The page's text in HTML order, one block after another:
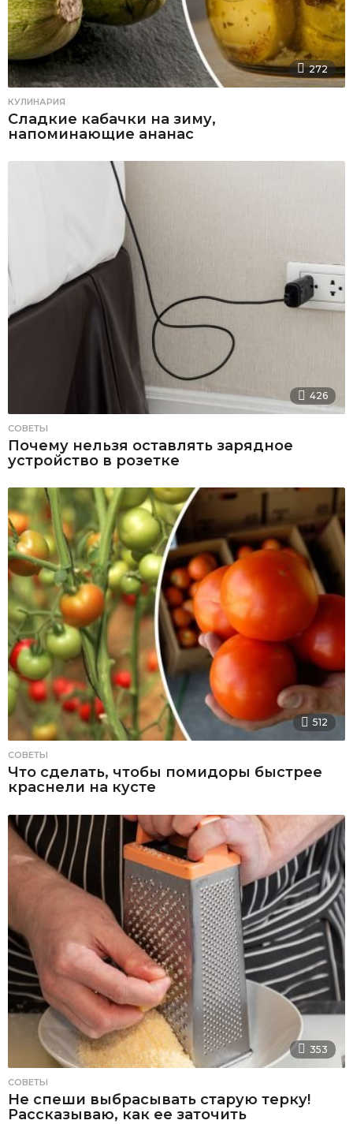
272
КУЛИНАРИЯ
Сладкие кабачки на зиму,
напоминающие ананас
426
СОВЕТЫ
Почему нельзя оставлять зарядное
устройство в розетке
512
СОВЕТЫ
Что сделать, чтобы помидоры быстрее
краснели на кусте
353
СОВЕТЫ
Не спеши выбрасывать старую терку!
Рассказываю, как ее заточить